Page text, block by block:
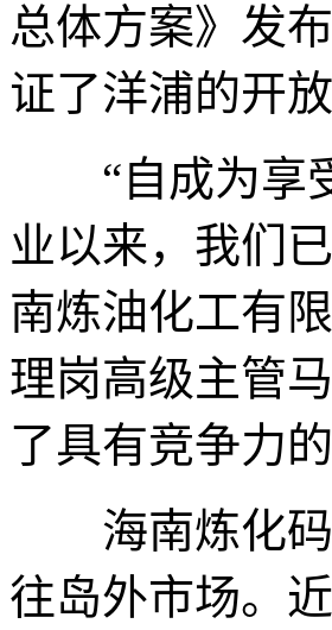
总体方案》发
证了洋浦的开放
“自成为享受
业以来，我们
南炼油化工有
理岗高级主管
了具有竞争力
海南炼化码
往岛外市场。